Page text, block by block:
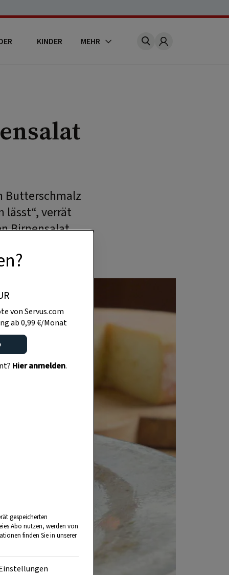
KINDER MEHR Account
Butterschmalz
lässt“, verrät
Birnensalat
von Servus.com
ab 0,99 €/Monat
Hier anmelden.
gespeicherten
Abo nutzen, werden von
finden Sie in unserer